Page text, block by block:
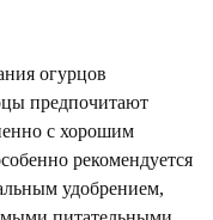
огурцов
предпочитают
с хорошим
рекомендуется
удобрением,